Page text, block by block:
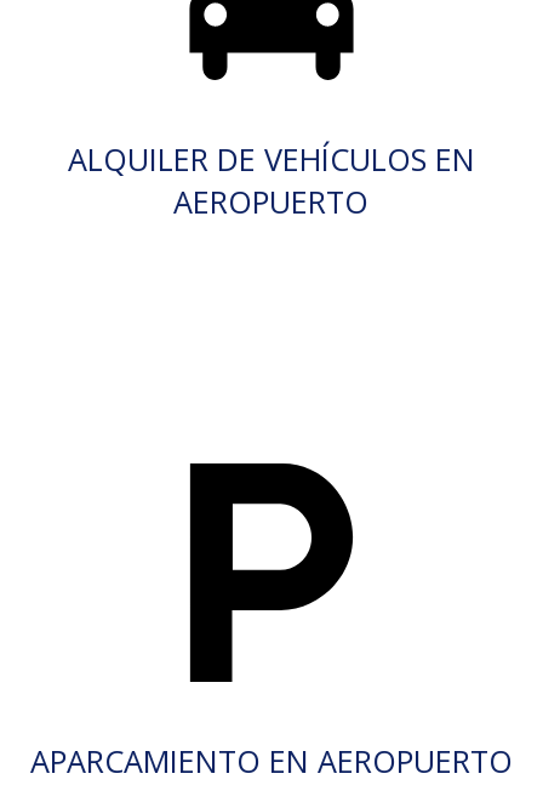
ALQUILER DE VEHÍCULOS EN
AEROPUERTO
APARCAMIENTO EN AEROPUERTO